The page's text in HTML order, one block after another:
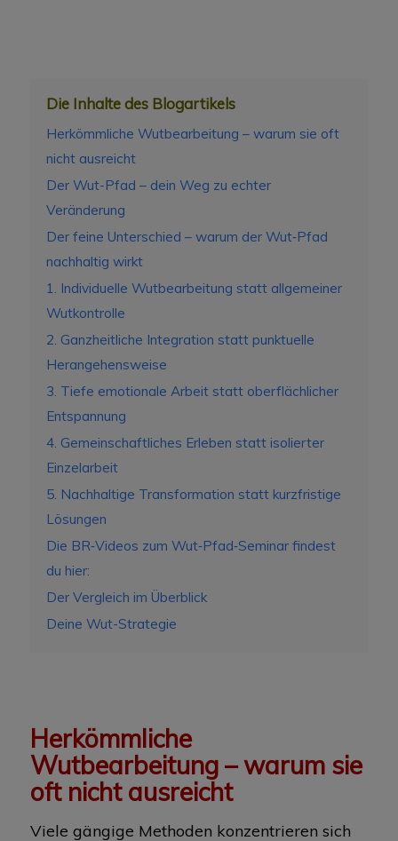
Die Inhalte des Blogartikels
Herkömmliche Wutbearbeitung – warum sie oft
nicht ausreicht
Der Wut-Pfad – dein Weg zu echter
Veränderung
Der feine Unterschied – warum der Wut‑Pfad
nachhaltig wirkt
1. Individuelle Wutbearbeitung statt allgemeiner
Wutkontrolle
2. Ganzheitliche Integration statt punktuelle
Herangehensweise
3. Tiefe emotionale Arbeit statt oberflächlicher
Entspannung
4. Gemeinschaftliches Erleben statt isolierter
Einzelarbeit
5. Nachhaltige Transformation statt kurzfristige
Lösungen
Die BR‑Videos zum Wut‑Pfad‑Seminar findest
du hier:
Der Vergleich im Überblick
Deine Wut-Strategie
Herkömmliche
Wutbearbeitung – warum sie
oft nicht ausreicht
Viele gängige Methoden konzentrieren sich